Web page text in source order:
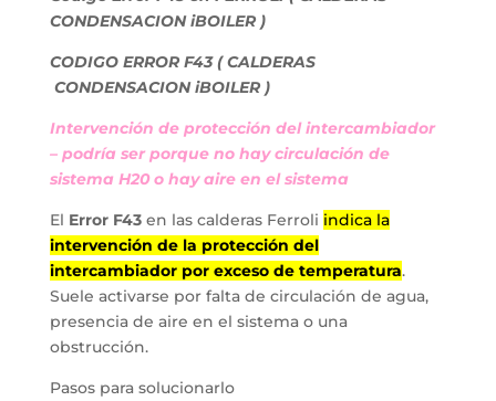
CONDENSACION iBOILER )
CODIGO ERROR F43 ( CALDERAS
CONDENSACION iBOILER )
Intervención de protección del intercambiador
– podría ser porque no hay circulación de
sistema H20 o hay aire en el sistema
El Error F43en las calderas Ferroli indica la
intervención de la protección del
intercambiador por exceso de temperatura.
Suele activarse por falta de circulación de agua,
presencia de aire en el sistema o una
obstrucción.
Pasos para solucionarlo